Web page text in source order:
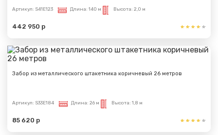
Артикул: S41E123 Длина: 140 м Высота: 2,0 м
442 950 р
Забор из металлического штакетника коричневый 26 метров
Артикул: S33E184 Длина: 26 м Высота: 1,8 м
85 620 р